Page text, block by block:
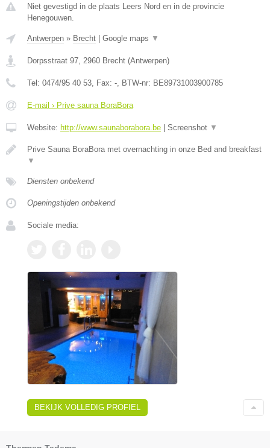
Niet gevestigd in de plaats Leers Nord en in de provincie
Henegouwen.
Antwerpen » Brecht Google maps ▼
Dorpsstraat 97, 2960 Brecht (Antwerpen)
Tel: 0474/95 40 53, Fax: -, BTW-nr: BE89731003900785
E-mail › Prive sauna BoraBora
Website: http://www.saunaborabora.be Screenshot ▼
Prive Sauna BoraBora met overnachting in onze Bed and breakfast
▼
Diensten onbekend
Openingstijden onbekend
Sociale media:
BEKIJK VOLLEDIG PROFIEL